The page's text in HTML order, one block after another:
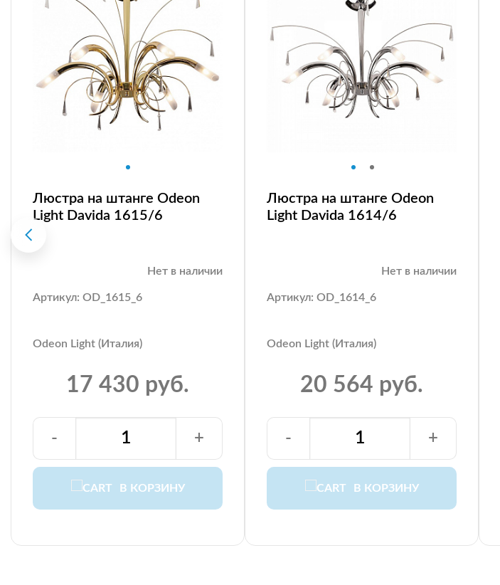
Люстра на штанге Odeon
Light Davida 1615/6
Нет в наличии
Артикул: OD_1615_6
Odeon Light (Италия)
17 430 руб.
В КОРЗИНУ
- +
Люстра на штанге Odeon
Light Davida 1614/6
Нет в наличии
Артикул: OD_1614_6
Odeon Light (Италия)
20 564 руб.
В КОРЗИНУ
- +